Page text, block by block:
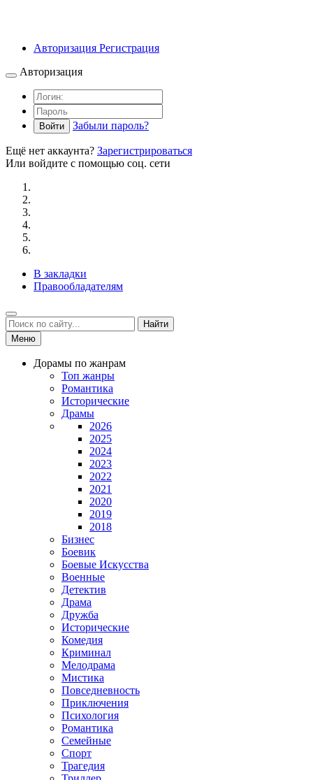
Авторизация Регистрация
Авторизация
Войти Забыли пароль?
Ещё нет аккаунта? Зарегистрироваться
Или войдите с помощью соц. сети
В закладки
Правообладателям
Найти
Меню
Дорамы по жанрам
Топ жанры
Романтика
Исторические
Драмы
2026
2025
2024
2023
2022
2021
2020
2019
2018
Бизнес
Боевик
Боевые Искусства
Военные
Детектив
Драма
Дружба
Исторические
Комедия
Криминал
Мелодрама
Мистика
Повседневность
Приключения
Психология
Романтика
Семейные
Спорт
Трагедия